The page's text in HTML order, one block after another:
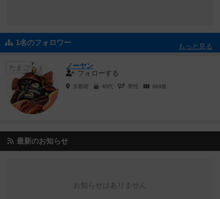
1名のフォロワー もっと見る
たまご
ノーヤン
フォローする
京都府 40代 男性 664個
最新のお知らせ
お知らせはありません